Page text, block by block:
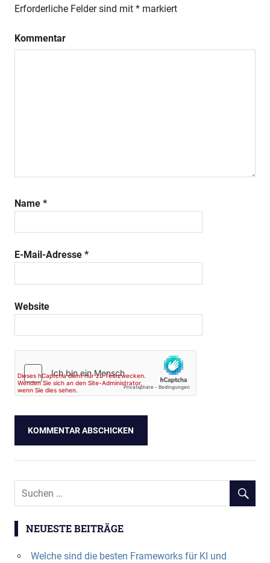
Erforderliche Felder sind mit * markiert
Kommentar
Name *
E-Mail-Adresse *
Website
NEUESTE BEITRÄGE
Welche sind die besten Frameworks für KI und